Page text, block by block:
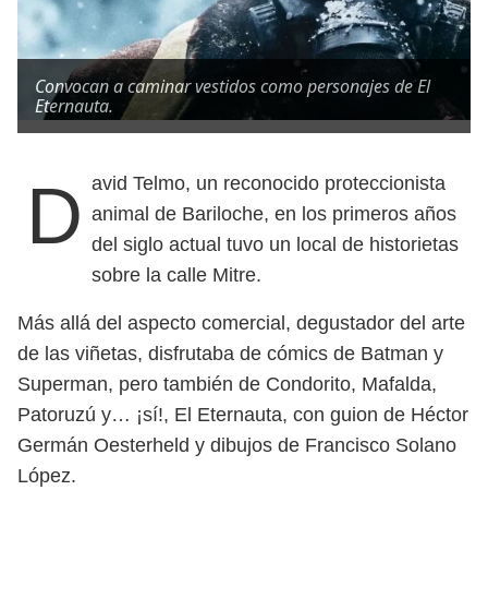
Convocan a caminar vestidos como personajes de El
Eternauta.
David Telmo, un reconocido proteccionista animal de Bariloche, en los primeros años
del siglo actual tuvo un local de historietas
sobre la calle Mitre.
Más allá del aspecto comercial, degustador del arte
de las viñetas, disfrutaba de cómics de Batman y
Superman, pero también de Condorito, Mafalda,
Patoruzú y… ¡sí!, El Eternauta, con guion de Héctor
Germán Oesterheld y dibujos de Francisco Solano
López.